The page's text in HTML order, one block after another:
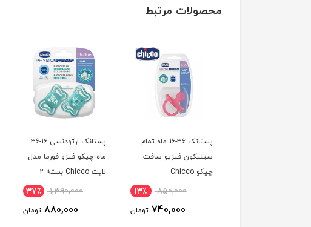
محصولات مرتبط
پستانک 36-16 ماه تمام
سیلیکون فیزیو سافت
چیکو Chicco
850,000 13٪
740,000 تومان
پستانک ارتودنسی 16-36
ماه چیکو فیزو فورما مدل
لایت Chicco بسته 2
1,390,000 37٪
880,000 تومان